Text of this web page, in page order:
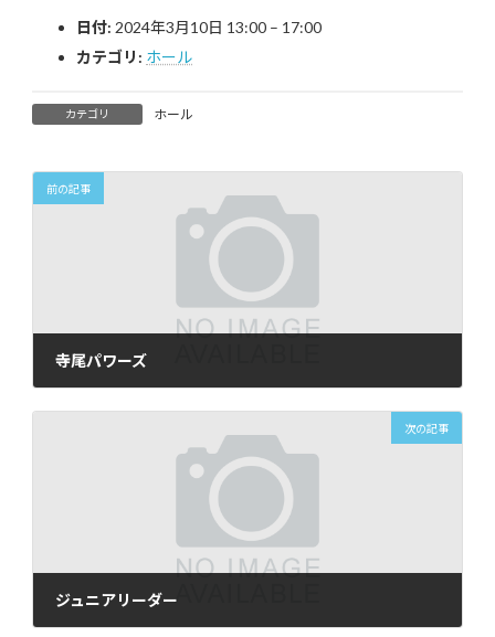
:
日付: 2024年3月10日 13:00 – 17:00
カテゴリ: ホール
カテゴリ ホール
前の記事
寺尾パワーズ
次の記事
ジュニアリーダー